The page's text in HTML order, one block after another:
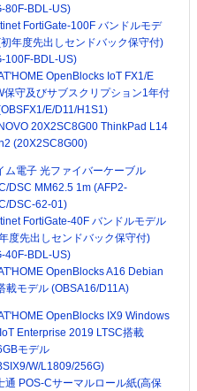
80F-BDL-US)
FortiGate-100F バンドルモデ
年度先出しセンドバック保守付)
100F-BDL-US)
OpenBlocks IoT FX1/E
保守及びサブスクリプション1年付
E/D11/H1S1)
20X2SC8G00 ThinkPad L14
(20X2SC8G00)
ム電子 光ファイバーケーブル
DSC MM62.5 1m (AFP2-
DSC-62-01)
FortiGate-40F バンドルモデル
度先出しセンドバック保守付)
40F-BDL-US)
OpenBlocks A16 Debian
載モデル (OBSA16/D11A)
OpenBlocks IX9 Windows
Enterprise 2019 LTSC搭載
モデル
W/L1809/256G)
通 POS-Cサーマルロール紙(高保